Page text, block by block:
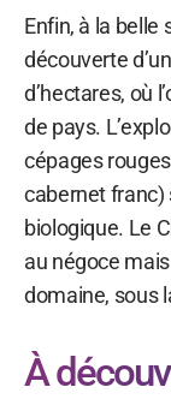
Enfin, à la belle
découverte
d’hectares, où
de pays.
cépages
cabernet franc)
biologique. Le
au négoce
domaine, sous
À